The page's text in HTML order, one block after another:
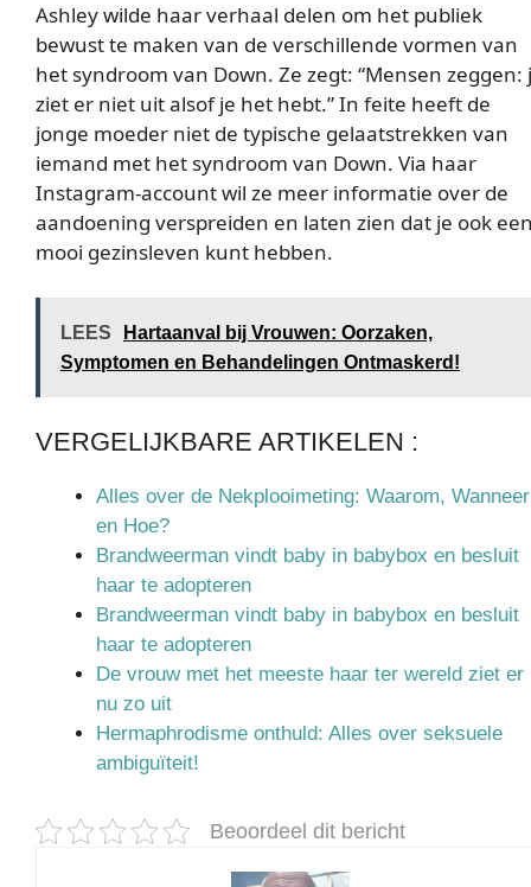
Ashley wilde haar verhaal delen om het publiek
bewust te maken van de verschillende vormen van
het syndroom van Down. Ze zegt: “Mensen zeggen:
ziet er niet uit alsof je het hebt.” In feite heeft de
jonge moeder niet de typische gelaatstrekken van
iemand met het syndroom van Down. Via haar
Instagram-account wil ze meer informatie over de
aandoening verspreiden en laten zien dat je ook
mooi gezinsleven kunt hebben.
LEES
Hartaanval bij Vrouwen: Oorzaken,
Symptomen en Behandelingen Ontmaskerd!
VERGELIJKBARE ARTIKELEN :
Alles over de Nekplooimeting: Waarom, Wanneer
en Hoe?
Brandweerman vindt baby in babybox en besluit
haar te adopteren
Brandweerman vindt baby in babybox en besluit
haar te adopteren
De vrouw met het meeste haar ter wereld ziet er
nu zo uit
Hermaphrodisme onthuld: Alles over seksuele
ambiguïteit!
Beoordeel dit bericht